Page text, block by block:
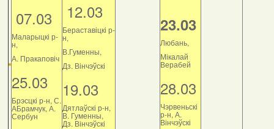
07.03
Маларыцкі р-
н,
А. Пракаповіч
25.03
Брэсцкі р-н, С.
АБрамчук, А.
Сербун
12.03
Бераставіцкі р-
н,
В.Гуменны,
Дз. Вінчэўскі
19.03
Дятлаўскі р-н,
В. Гуменны,
Дз. Вінчэўскі
23.03
Любань,
Мікалай
Верабей
28.03
Чэрвеньскі
р-н, А.
Вінчэўскі